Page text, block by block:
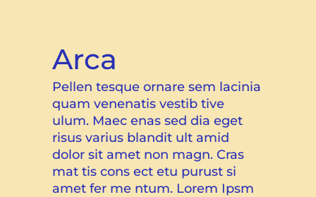
Arca
Pellen tesque ornare sem lacinia
quam venenatis vestib tive
ulum. Maec enas sed dia eget
risus varius blandit ult amid
dolor sit amet non magn. Cras
mat tis cons ect etu purust si
amet fer me ntum. Lorem Ipsm